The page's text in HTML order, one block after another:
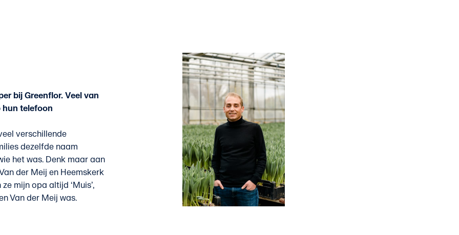
bij Greenflor. Veel van
hun telefoon
verschillende
dezelfde naam
het was. Denk maar aan
der Meij en Heemskerk
mijn opa altijd ‘Muis’,
Van der Meij was.